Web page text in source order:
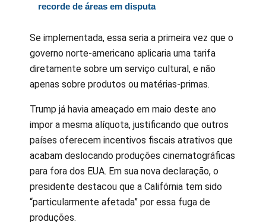
recorde de áreas em disputa
Se implementada, essa seria a primeira vez que o
governo norte-americano aplicaria uma tarifa
diretamente sobre um serviço cultural, e não
apenas sobre produtos ou matérias-primas.
Trump já havia ameaçado em maio deste ano
impor a mesma alíquota, justificando que outros
países oferecem incentivos fiscais atrativos que
acabam deslocando produções cinematográficas
para fora dos EUA. Em sua nova declaração, o
presidente destacou que a Califórnia tem sido
“particularmente afetada” por essa fuga de
produções.